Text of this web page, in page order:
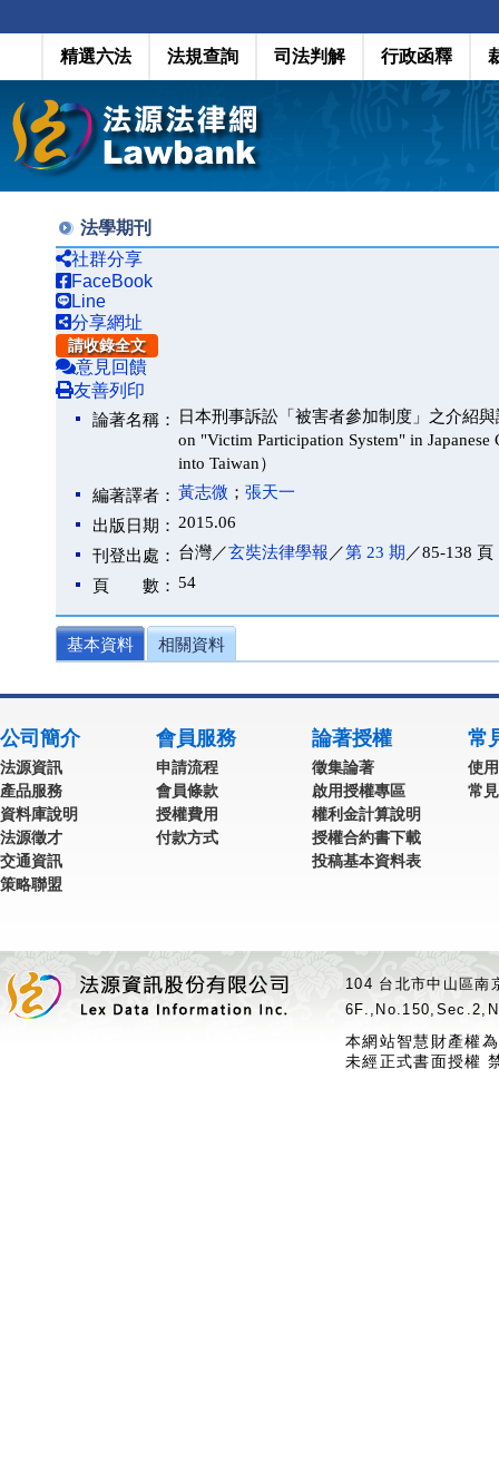
精選六法 法規查詢 司法判解 行政函釋
法學期刊
社群分享
FaceBook
Line
分享網址
請收錄全文
意見回饋
友善列印
論著名稱：
日本刑事訴訟「被害者參加制度」之介紹
on "Victim Participation System" in Japanese
into Taiwan）
編著譯者： 黃志微 ； 張天一
出版日期： 2015.06
刊登出處： 台灣／玄奘法律學報 ／第 23 期 ／85-138 頁
頁 數： 54
基本資料 相關資料
公司簡介
法源資訊
產品服務
資料庫說明
法源徵才
交通資訊
策略聯盟
會員服務
申請流程
會員條款
授權費用
付款方式
論著授權
徵集論著
啟用授權專區
權利金計算說明
授權合約書下載
投稿基本資料表
常
使
常
104 台北市中山區
本網站智慧財產權
未經正式書面授權